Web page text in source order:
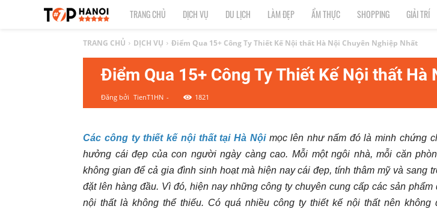
TOP
1
HÀ
NỘI
Top
địa
TRANG CHỦ DỊCH VỤ DU LỊCH LÀM ĐẸP ẨM THỰC SHOPPING GIẢI TRÍ
TRANG CHỦ DỊCH VỤ Điểm Qua 15+ Công Ty Thiết Kế Nội thất Hà Nội Chuyên Nghiệp Nhất
Điểm Qua 15+ Công Ty Thiết Kế Nội thất Hà
Đăng bởi TienT1HN - 1821
Các công ty thiết kế nội thất tại Hà Nộimọc lên như nấm đó là minh chứng
hưởng cái đẹp của con người ngày càng cao. Mỗi một ngôi nhà, mỗi căn
không gian để cả gia đình sinh hoạt mà hiện nay cái đẹp, tính thâm mỹ và sang
đặt lên hàng đầu. Vì đó, hiện nay những công ty chuyên cung cấp các sản phẩm
nội thất là không thể thiếu. Có quá nhiều công ty thiết kế nội thất nên không